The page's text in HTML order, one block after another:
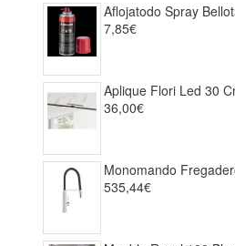
Aflojatodo Spray
7,85€
Aplique Flori Led 30
36,00€
Monomando
535,44€